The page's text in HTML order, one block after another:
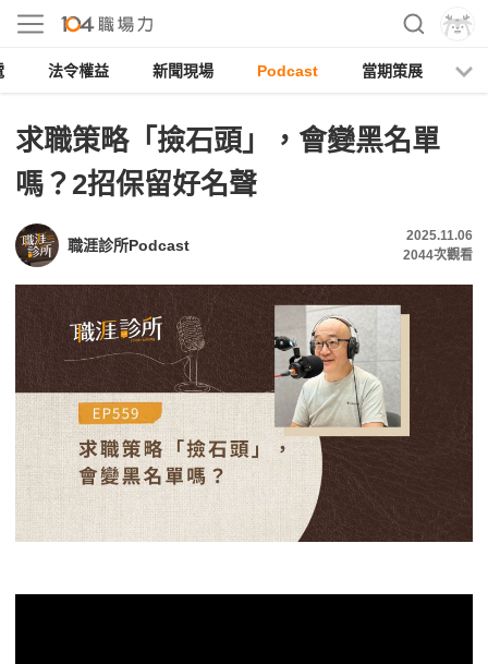
法令權益 新聞現場 Podcast 當期策展
求職策略「撿石頭」，會變黑名單
嗎？2招保留好名聲
職涯診所Podcast
2025.11.06
2044次觀看